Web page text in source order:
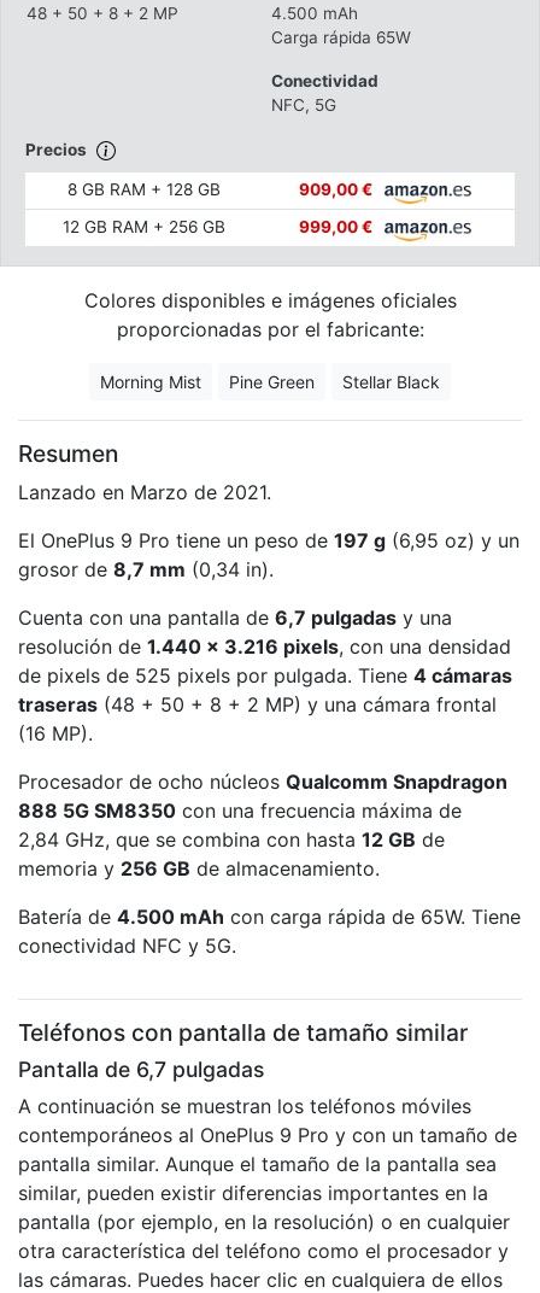
48 + 50 + 8 + 2 MP
4.500 mAh
Carga rápida 65W
Conectividad
NFC, 5G
Precios
8 GB RAM + 128 GB
909,00 €
12 GB RAM + 256 GB
999,00 €
Colores disponibles e imágenes oficiales
proporcionadas por el fabricante:
Morning Mist Pine Green Stellar Black
Resumen
Lanzado en Marzo de 2021.
El OnePlus 9 Pro tiene un peso de 197 g (6,95 oz) y un
grosor de 8,7 mm (0,34 in).
Cuenta con una pantalla de 6,7 pulgadas y una
resolución de 1.440 x 3.216 pixels, con una densidad
de pixels de 525 pixels por pulgada. Tiene 4 cámaras
traseras (48 + 50 + 8 + 2 MP) y una cámara frontal
(16 MP).
Procesador de ocho núcleos Qualcomm Snapdragon
888 5G SM8350 con una frecuencia máxima de
2,84 GHz, que se combina con hasta 12 GB de
memoria y 256 GB de almacenamiento.
Batería de 4.500 mAh con carga rápida de 65W. Tiene
conectividad NFC y 5G.
Teléfonos con pantalla de tamaño similar
Pantalla de 6,7 pulgadas
A continuación se muestran los teléfonos móviles
contemporáneos al OnePlus 9 Pro y con un tamaño de
pantalla similar. Aunque el tamaño de la pantalla sea
similar, pueden existir diferencias importantes en la
pantalla (por ejemplo, en la resolución) o en cualquier
otra característica del teléfono como el procesador y
las cámaras. Puedes hacer clic en cualquiera de ellos